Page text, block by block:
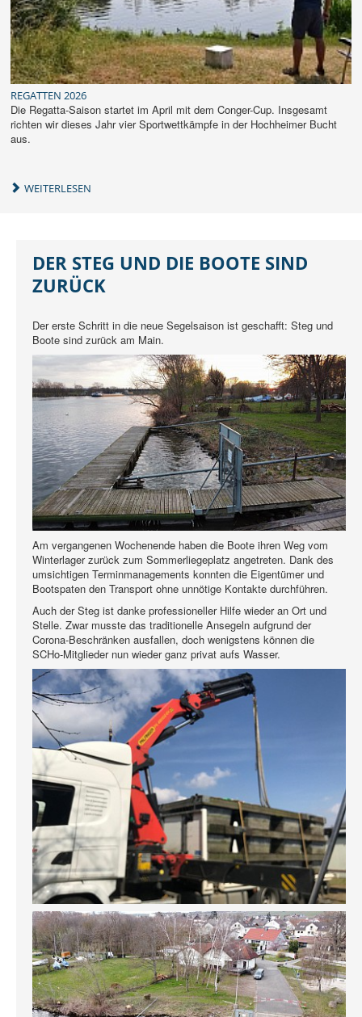
REGATTEN 2026
Die Regatta-Saison startet im April mit dem Conger-Cup. Insgesamt
richten wir dieses Jahr vier Sportwettkämpfe in der Hochheimer Bucht
aus.
WEITERLESEN
DER STEG UND DIE BOOTE SIND
ZURÜCK
Der erste Schritt in die neue Segelsaison ist geschafft: Steg und
Boote sind zurück am Main.
Am vergangenen Wochenende haben die Boote ihren Weg vom
Winterlager zurück zum Sommerliegeplatz angetreten. Dank des
umsichtigen Terminmanagements konnten die Eigentümer und
Bootspaten den Transport ohne unnötige Kontakte durchführen.
Auch der Steg ist danke professioneller Hilfe wieder an Ort und
Stelle. Zwar musste das traditionelle Ansegeln aufgrund der
Corona-Beschränken ausfallen, doch wenigstens können die
SCHo-Mitglieder nun wieder ganz privat aufs Wasser.